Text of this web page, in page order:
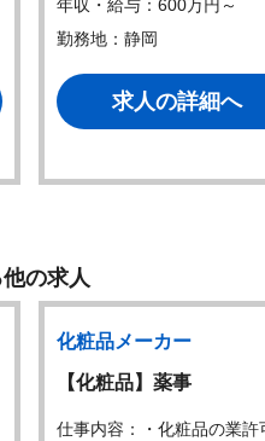
年収・給与：600万円～
勤務地：静岡
求人の詳細へ
の求人
化粧品メーカー
【化粧品】薬事
仕事内容：・化粧品の業許